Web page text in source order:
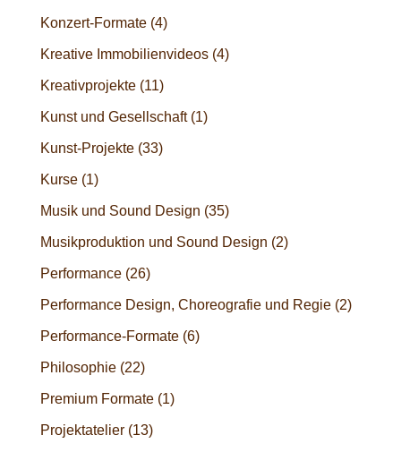
Konzert-Formate(4)
Kreative Immobilienvideos(4)
Kreativprojekte(11)
Kunst und Gesellschaft(1)
Kunst-Projekte(33)
Kurse(1)
Musik und Sound Design (35)
Musikproduktion und Sound Design (2)
Performance(26)
Performance Design, Choreografie und Regie(2)
Performance-Formate(6)
Philosophie(22)
Premium Formate(1)
Projektatelier(13)